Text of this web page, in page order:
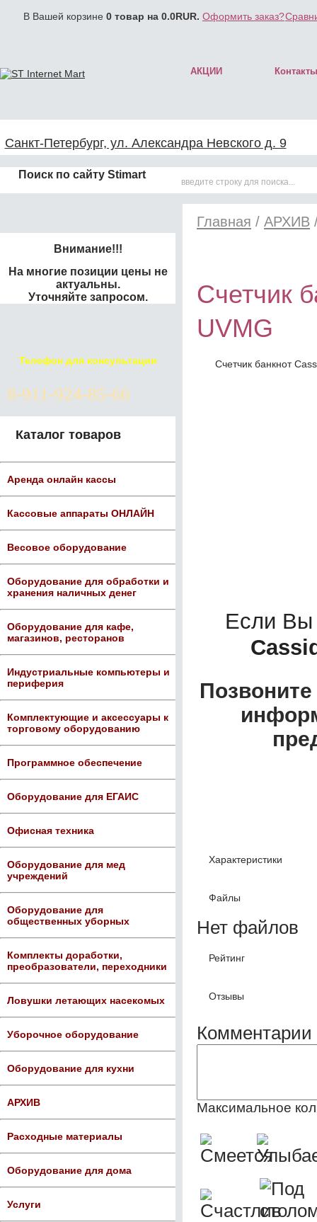
В Вашей корзине 0 товар на 0.0RUR. Оформить заказ?
АКЦИИ Контакты
Санкт-Петербург, ул. Александра Невского д. 9
Поиск по сайту Stimart
Внимание!!!
На многие позиции цены не
актуальны.
Уточняйте запросом.
Телефон для консультации
8-911-924-85-66
Каталог товаров
Аренда онлайн кассы
Кассовые аппараты ОНЛАЙН
Весовое оборудование
Оборудование для обработки и
хранения наличных денег
Оборудование для кафе,
магазинов, ресторанов
Индустриальные компьютеры и
периферия
Комплектующие и аксессуары к
торговому оборудованию
Программное обеспечение
Оборудование для ЕГАИС
Офисная техника
Оборудование для мед
учреждений
Оборудование для
общественных уборных
Комплекты доработки,
преобразователи, переходники
Ловушки летающих насекомых
Уборочное оборудование
Оборудование для кухни
АРХИВ
Расходные материалы
Оборудование для дома
Услуги
Главная / АРХИВ
Счетчик
UVMG
Счетчик банкнот
Если
Характеристики
Файлы
Нет файлов
Рейтинг
Отзывы
Комментарии
Максимальное